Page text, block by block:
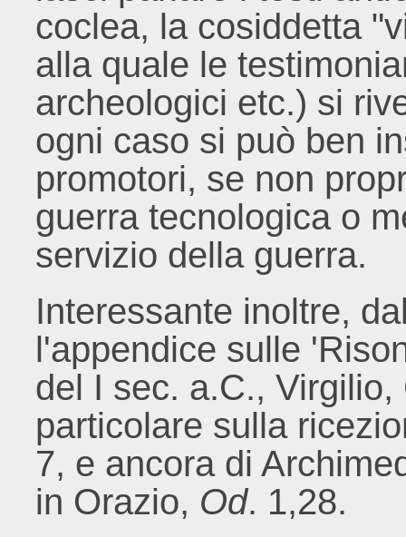
coclea, la cosiddetta
alla quale le
archeologici etc.) si
ogni caso si può ben
promotori, se non
guerra tecnologica o
servizio della guerra.
Interessante inoltre,
l'appendice sulle
del I sec. a.C.,
particolare sulla
7, e ancora di
in Orazio, Od. 1,28.